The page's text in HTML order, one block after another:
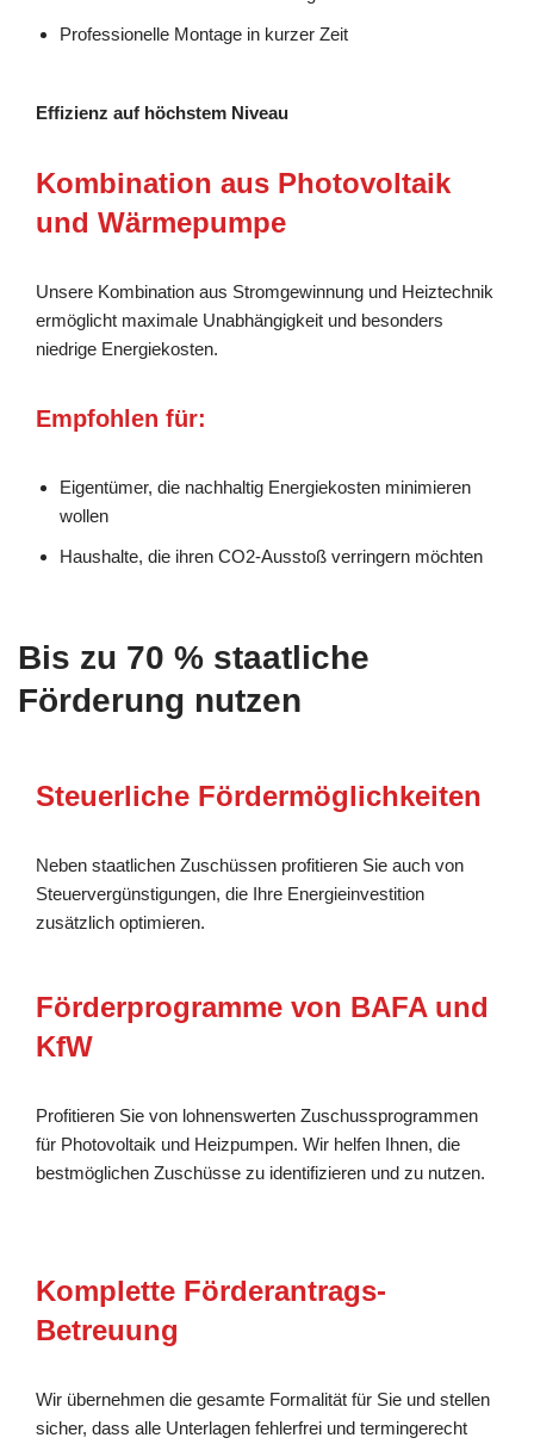
Professionelle Montage in kurzer Zeit
Effizienz auf höchstem Niveau
Kombination aus Photovoltaik
und Wärmepumpe
Unsere Kombination aus Stromgewinnung und Heiztechnik
ermöglicht maximale Unabhängigkeit und besonders
niedrige Energiekosten.
Empfohlen für:
Eigentümer, die nachhaltig Energiekosten minimieren
wollen
Haushalte, die ihren CO2-Ausstoß verringern möchten
Bis zu 70 % staatliche
Förderung nutzen
Steuerliche Fördermöglichkeiten
Neben staatlichen Zuschüssen profitieren Sie auch von
Steuervergünstigungen, die Ihre Energieinvestition
zusätzlich optimieren.
Förderprogramme von BAFA und
KfW
Profitieren Sie von lohnenswerten Zuschussprogrammen
für Photovoltaik und Heizpumpen. Wir helfen Ihnen, die
bestmöglichen Zuschüsse zu identifizieren und zu nutzen.
Komplette Förderantrags-
Betreuung
Wir übernehmen die gesamte Formalität für Sie und stellen
sicher, dass alle Unterlagen fehlerfrei und termingerecht